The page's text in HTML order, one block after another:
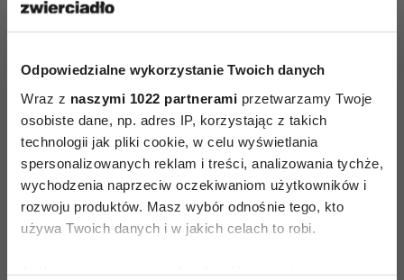
Odpowiedzialne wykorzystanie Twoich danych
Wraz z naszymi 1022 partnerami przetwarzamy Twoje
osobiste dane, np. adres IP, korzystając z takich
technologii jak pliki cookie, w celu wyświetlania
spersonalizowanych reklam i treści, analizowania tychże,
wychodzenia naprzeciw oczekiwaniom użytkowników i
rozwoju produktów. Masz wybór odnośnie tego, kto
używa Twoich danych i w jakich celach to robi.
Jeśli wyrazisz na to zgodę, chcielibyśmy również: